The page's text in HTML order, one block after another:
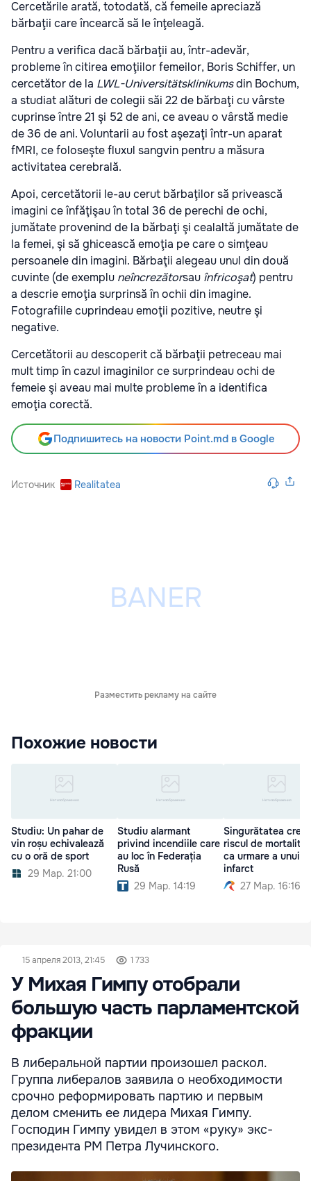
Cercetările arată, totodată, că femeile apreciază
bărbaţii care încearcă să le înţeleagă.
Pentru a verifica dacă bărbaţii au, într-adevăr,
probleme în citirea emoţiilor femeilor, Boris Schiffer, un
cercetător de la LWL-Universitätsklinikumsdin Bochum,
a studiat alături de colegii săi 22 de bărbaţi cu vârste
cuprinse între 21 şi 52 de ani, ce aveau o vârstă medie
de 36 de ani. Voluntarii au fost aşezaţi într-un aparat
fMRI, ce foloseşte fluxul sangvin pentru a măsura
activitatea cerebrală.
Apoi, cercetătorii le-au cerut bărbaţilor să privească
imagini ce înfăţişau în total 36 de perechi de ochi,
jumătate provenind de la bărbaţi şi cealaltă jumătate de
la femei, şi să ghicească emoţia pe care o simţeau
persoanele din imagini. Bărbaţii alegeau unul din două
cuvinte (de exemplu neîncrezătorsau înfricoşat) pentru
a descrie emoţia surprinsă în ochii din imagine.
Fotografiile cuprindeau emoţii pozitive, neutre şi
negative.
Cercetătorii au descoperit că bărbaţii petreceau mai
mult timp în cazul imaginilor ce surprindeau ochi de
femeie şi aveau mai multe probleme în a identifica
emoţia corectă.
Подпишитесь на новости Point.md в Google
Источник Realitatea
Разместить рекламу на сайте
Похожие новости
Studiu: Un pahar de
vin roșu echivalează
cu o oră de sport
29 Мар. 21:00
Studiu alarmant
privind incendiile care
au loc în Federația
Rusă
29 Мар. 14:19
Singurătatea
riscul de
ca urmare a unui
infarct
27 Мар. 16:16
15 апреля 2013, 21:45 1 733
У Михая Гимпу отобрали
большую часть парламентской
фракции
В либеральной партии произошел раскол.
Группа либералов заявила о необходимости
срочно реформировать партию и первым
делом сменить ее лидера Михая Гимпу.
Господин Гимпу увидел в этом «руку» экс-
президента РМ Петра Лучинского.